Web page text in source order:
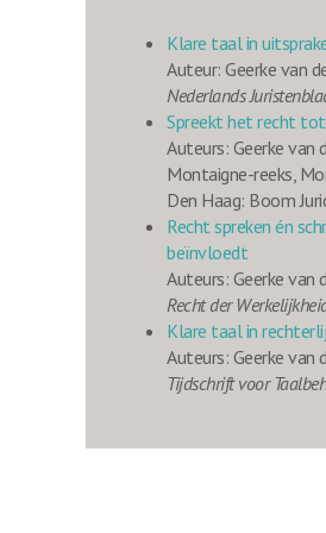
Klare taal in
Auteur: Geerke van
Nederlands
Spreekt het recht
Auteurs: Geerke van
Montaigne-reeks,
Den Haag: Boom
Recht spreken én
beïnvloedt
Auteurs: Geerke van
Recht der
Klare taal in
Auteurs: Geerke van
Tijdschrift voor